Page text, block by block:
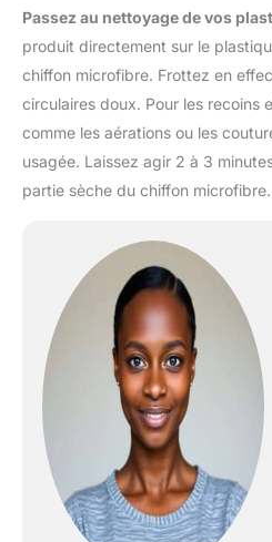
Passez au nettoyage de vos
produit directement sur le
chiffon microfibre. Frottez en
circulaires doux. Pour les recoins
comme les aérations ou les
usagée. Laissez agir 2 à 3
partie sèche du chiffon